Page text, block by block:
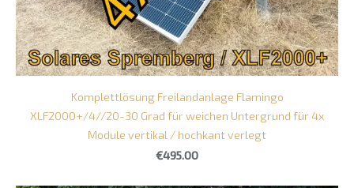
Komplettlösung Freilandanlage Flamingo
XLF2000+/4//20-30 Grad für weichen Untergrund für 4x
Module vertikal / hochkant verlegt
€495.00